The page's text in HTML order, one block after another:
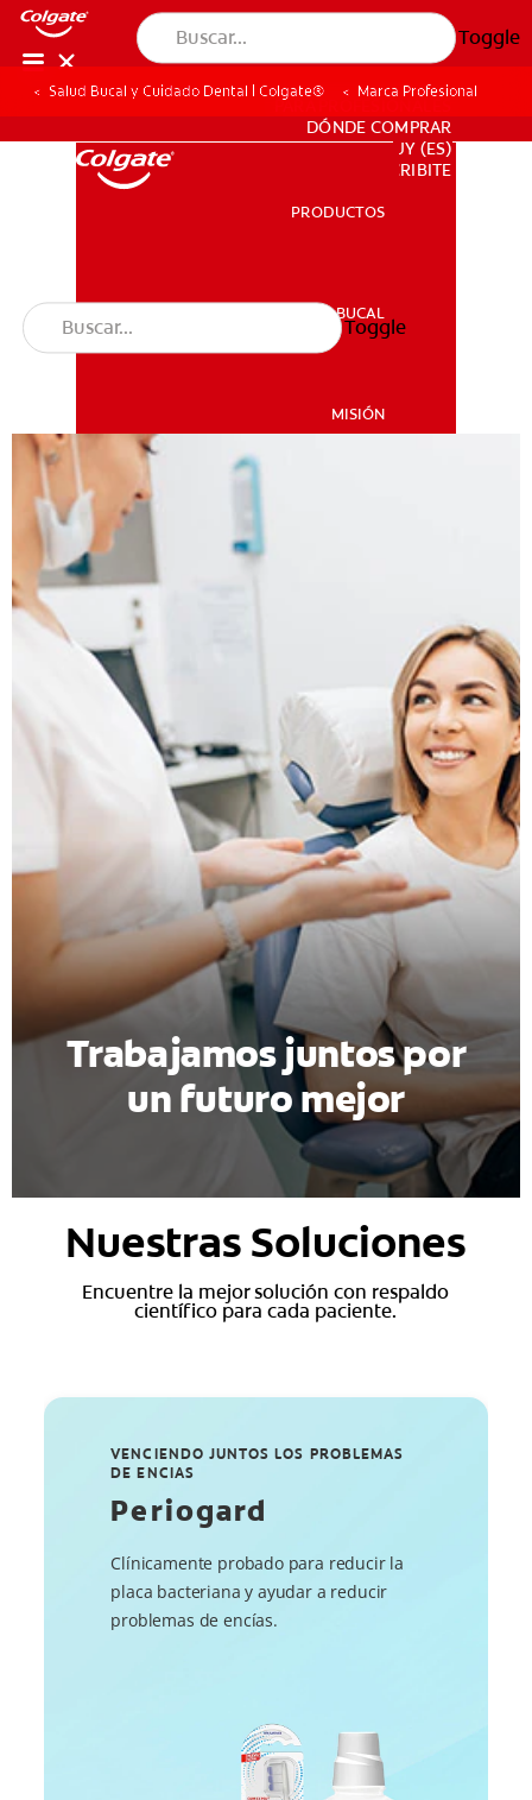
Toggle
SALUD BUCAL
PARA PROFESIONALES
DÓNDE COMPRAR
UY (ES)
SUSCRIBITE
PARA PROFESIONALES
DÓNDE COMPRAR
UY (ES)
SUSCRIBITE
PRODUCTOS
SALUD BUCAL
MISIÓN
CHEQUEO DE SALUD BUCAL
CORRESPONDENCIA DE PRODUCTOS
Toggle
Salud Bucal y Cuidado Dental | Colgate® Marca Profesional
Trabajamos juntos por
un futuro mejor
Nuestras Soluciones
Encuentre la mejor solución con respaldo
científico para cada paciente.
VENCIENDO JUNTOS LOS PROBLEMAS
DE ENCIAS
Periogard
Clínicamente probado para reducir la
placa bacteriana y ayudar a reducir
problemas de encías.